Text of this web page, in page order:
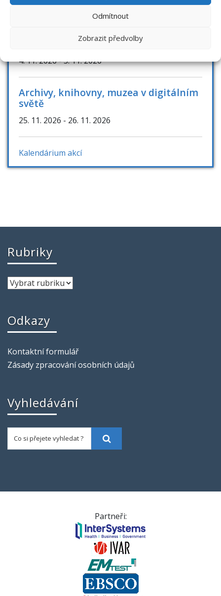
Odmítnout
Zobrazit předvolby
- 10. 9. 2026
Bibliotheca academica
4. 11. 2026- 5. 11. 2026
Archivy, knihovny, muzea v digitálním
světě
25. 11. 2026 - 26. 11. 2026
Kalendárium akcí
Rubriky
Odkazy
Kontaktní formulář
Zásady zpracování osobních údajů
Vyhledávání
Partneři: